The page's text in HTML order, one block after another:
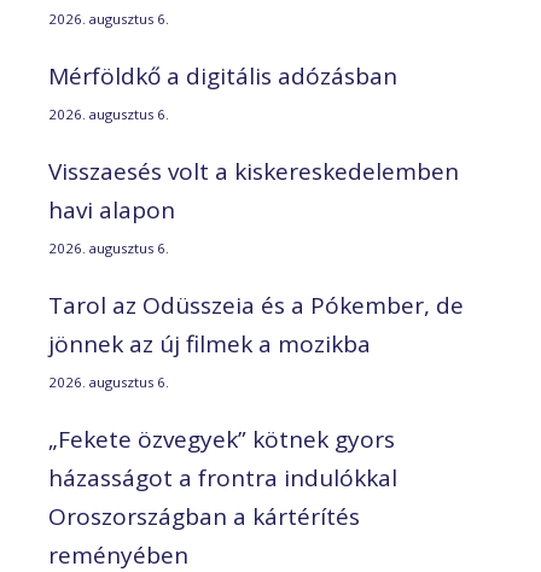
2026. augusztus 6.
Mérföldkő a digitális adózásban
2026. augusztus 6.
Visszaesés volt a kiskereskedelemben
havi alapon
2026. augusztus 6.
Tarol az Odüsszeia és a Pókember, de
jönnek az új filmek a mozikba
2026. augusztus 6.
„Fekete özvegyek” kötnek gyors
házasságot a frontra indulókkal
Oroszországban a kártérítés
reményében